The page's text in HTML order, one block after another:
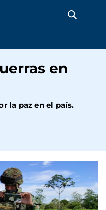
en
la paz en el país.